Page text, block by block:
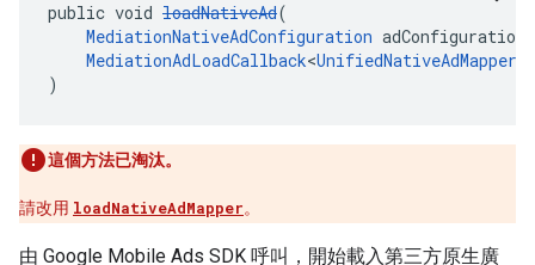
public void loadNativeAd(
MediationNativeAdConfiguration adConfiguration,
MediationAdLoadCallback<UnifiedNativeAdMapper
)
這個方法已淘汰。
請改用 loadNativeAdMapper。
由 Google Mobile Ads SDK 呼叫，開始載入第三方原生廣